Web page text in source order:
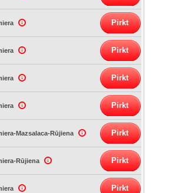
Pirkt
Pirkt
Pirkt
Pirkt
Mazsalaca-Rūjiena Pirkt
Rūjiena Pirkt
Pirkt